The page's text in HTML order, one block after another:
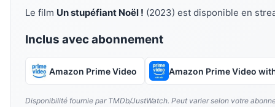
Le film Un stupéfiant Noël ! (2023) est disponible en
Inclus avec abonnement
Amazon Prime Video Amazon Prime Video
Disponibilité fournie par TMDb/JustWatch. Peut varier selon votre